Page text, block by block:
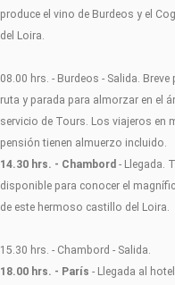
produce el vino de Burdeos y el
del Loira.
08.00 hrs. - Burdeos - Salida. Breve
ruta y parada para almorzar en el
servicio de Tours. Los viajeros en
pensión tienen almuerzo incluido.
14.30 hrs. - Chambord - Llegada.
disponible para conocer el
de este hermoso castillo del Loira.
15.30 hrs. - Chambord - Salida.
18.00 hrs. - París - Llegada al